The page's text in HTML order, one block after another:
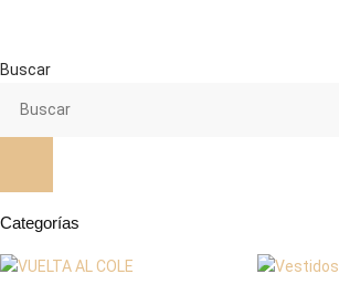
Buscar
Categorías